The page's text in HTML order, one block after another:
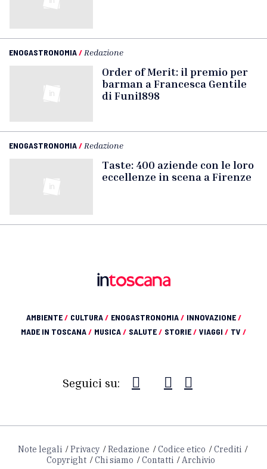
ENOGASTRONOMIA/ Redazione
Order of Merit: il premio per
barman a Francesca Gentile
di Funi1898
ENOGASTRONOMIA/ Redazione
Taste: 400 aziende con le loro
eccellenze in scena a Firenze
AMBIENTE/ CULTURA/ ENOGASTRONOMIA/ INNOVAZIONE/
MADE IN TOSCANA/ MUSICA/ SALUTE/ STORIE/ VIAGGI / TV /
Seguici su:
Note legali Privacy Redazione Codice etico
Crediti
Copyright
Chi siamo Contatti Archivio